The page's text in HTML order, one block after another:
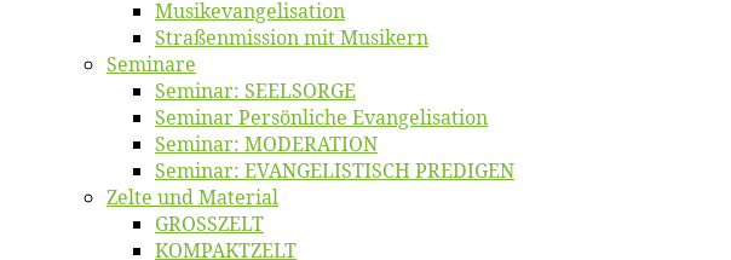
Musikevan­ge­li­sa­tion
Straßenmis­sion mit Musikern
Se­mi­na­re
Se­mi­nar: SEELSORGE
Se­mi­nar Per­sön­li­che Evangelisation
Se­mi­nar: MODERATION
Se­mi­nar: EVANGELISTISCH PREDIGEN
Zel­te und Material
GROSSZELT
KOMPAKTZELT